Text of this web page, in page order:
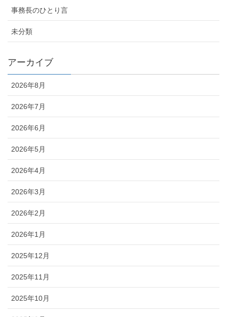
事務長のひとり言
未分類
アーカイブ
2026年8月
2026年7月
2026年6月
2026年5月
2026年4月
2026年3月
2026年2月
2026年1月
2025年12月
2025年11月
2025年10月